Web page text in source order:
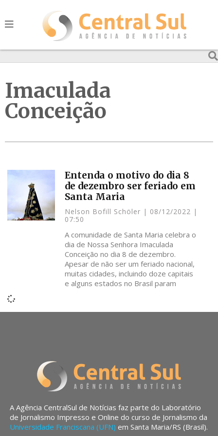
Imaculada
Conceição
Entenda o motivo do dia 8
de dezembro ser feriado em
Santa Maria
Nelson Bofill Schöler
08/12/2022
07:50
A comunidade de Santa Maria celebra o
dia de Nossa Senhora Imaculada
Conceição no dia 8 de dezembro.
Apesar de não ser um feriado nacional,
muitas cidades, incluindo doze capitais
e alguns estados no Brasil param
A Agência CentralSul de Notícias faz parte do Laboratório
de Jornalismo Impresso e Online do curso de Jornalismo da
Universidade Franciscana (UFN) em Santa Maria/RS (Brasil).